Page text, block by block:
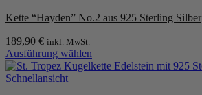
auf.
Optionen
können
auf
der
Kette “Hayden” No.2 aus 925 Sterling Silber
189,90 € inkl. MwSt.
Ausführung wählen
Dieses
Produkt
Schnellansicht